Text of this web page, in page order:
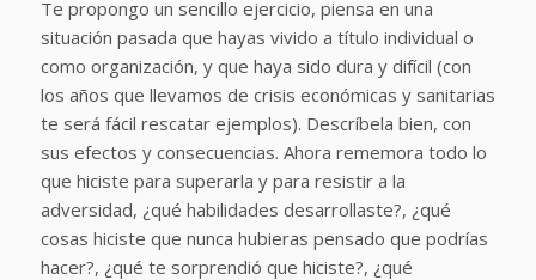
Te propongo un sencillo ejercicio, piensa en una
situación pasada que hayas vivido a título individual o
como organización, y que haya sido dura y difícil (con
los años que llevamos de crisis económicas y sanitarias
te será fácil rescatar ejemplos). Descríbela bien, con
sus efectos y consecuencias. Ahora rememora todo lo
que hiciste para superarla y para resistir a la
adversidad, ¿qué habilidades desarrollaste?, ¿qué
cosas hiciste que nunca hubieras pensado que podrías
hacer?, ¿qué te sorprendió que hiciste?, ¿qué